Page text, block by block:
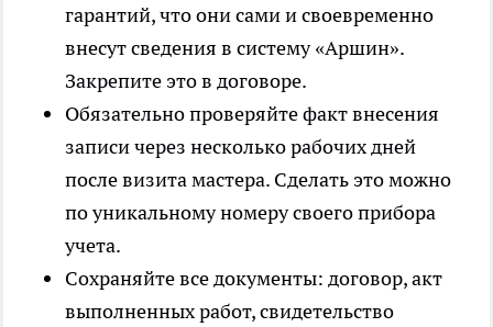
гарантий, что они сами и своевременно
внесут сведения в систему «Аршин».
Закрепите это в договоре.
Обязательно проверяйте факт внесения
записи через несколько рабочих дней
после визита мастера. Сделать это можно
по уникальному номеру своего прибора
учета.
Сохраняйте все документы: договор, акт
выполненных работ, свидетельство